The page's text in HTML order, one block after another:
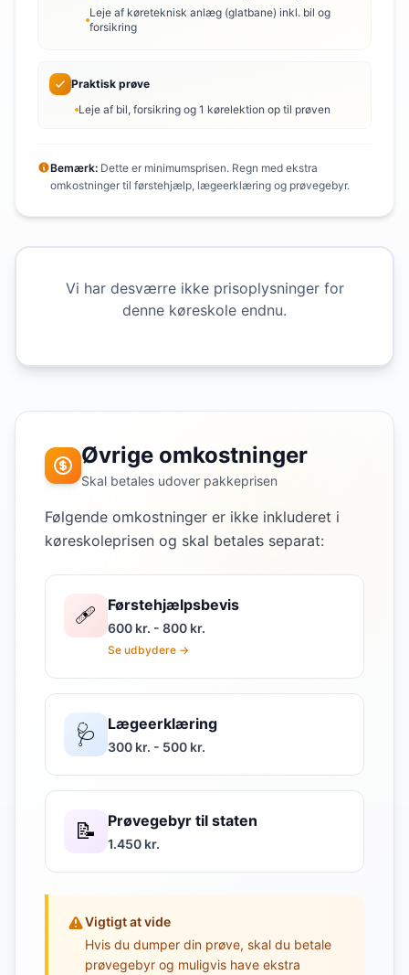
Leje af køreteknisk anlæg (glatbane) inkl. bil og
forsikring
Praktisk prøve
Leje af bil, forsikring og 1 kørelektion op til prøven
Bemærk: Dette er minimumsprisen. Regn med ekstra
omkostninger til førstehjælp, lægeerklæring og prøvegebyr.
Vi har desværre ikke prisoplysninger for
denne køreskole endnu.
Øvrige omkostninger
Skal betales udover pakkeprisen
Følgende omkostninger er ikke inkluderet i
køreskoleprisen og skal betales separat:
🩹 Førstehjælpsbevis
600 kr. - 800 kr.
Se udbydere →
🩺 Lægeerklæring
300 kr. - 500 kr.
📝 Prøvegebyr til staten
1.450 kr.
Vigtigt at vide
Hvis du dumper din prøve, skal du betale
prøvegebyr og muligvis have ekstra